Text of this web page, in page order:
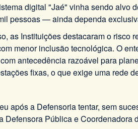
digital "Jaé" vinha sendo alvo
pessoas — ainda dependa
as Instituições destacaram o
menor inclusão tecnológica. O
antecedência razoável para
fixas, o que exige uma rede
após a Defensoria tentar, sem
Defensora Pública e